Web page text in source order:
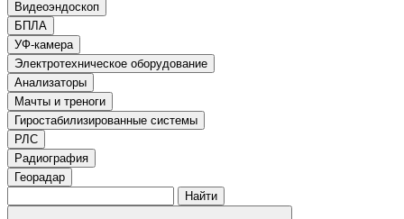
Видеоэндоскоп
БПЛА
УФ-камера
Электротехническое оборудование
Анализаторы
Мачты и треноги
Гиростабилизированные системы
РЛС
Радиография
Георадар
Найти